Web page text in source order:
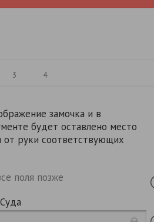
3 4
замочка и в
будет оставлено место
от руки соответствующих
поля позже